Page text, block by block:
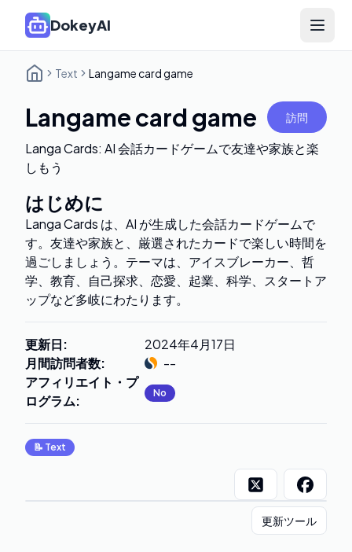
DokeyAI Open
Text Langame card game
Langame card game 訪問
Langa Cards: AI 会話カードゲームで友達や家族と楽
しもう
はじめに
Langa Cards は、AI が生成した会話カードゲームで
す。友達や家族と、厳選されたカードで楽しい時間を
過ごしましょう。テーマは、アイスブレーカー、哲
学、教育、自己探求、恋愛、起業、科学、スタートア
ップなど多岐にわたります。
更新日:
2024年4月17日
月間訪問者数:
--
アフィリエイト・プ
ログラム: No
📝 Text
更新ツール